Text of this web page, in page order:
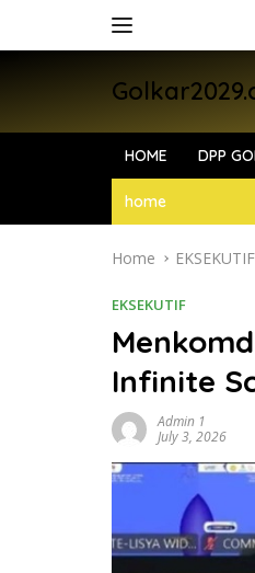
HOME DPP
home
Home EKSEKUTIF
EKSEKUTIF
Infinite
Admin 1
July 3, 2026